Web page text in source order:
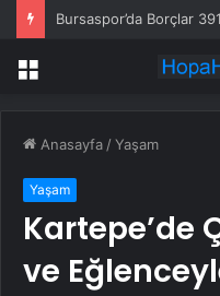
Bursaspor’da Borçlar
Menü
Anasayfa /Yaşam
Yaşam
Kartepe’de
ve